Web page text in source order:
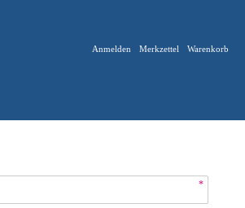
Anmelden Merkzettel Warenkorb
*